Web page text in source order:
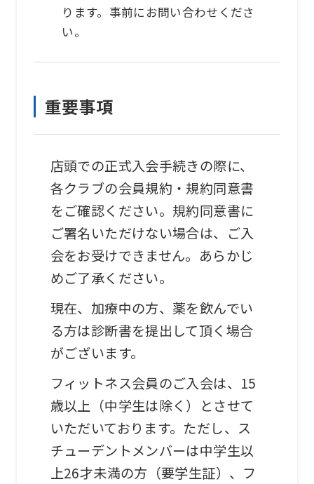
ります。事前にお問い合わせくださ
い。
重要事項
店頭での正式入会手続きの際に、
各クラブの会員規約・規約同意書
をご確認ください。規約同意書に
ご署名いただけない場合は、ご入
会をお受けできません。あらかじ
めご了承ください。
現在、加療中の方、薬を飲んでい
る方は診断書を提出して頂く場合
がございます。
フィットネス会員のご入会は、15
歳以上（中学生は除く）とさせて
いただいております。ただし、ス
チューデントメンバーは中学生以
上26才未満の方（要学生証）、フ